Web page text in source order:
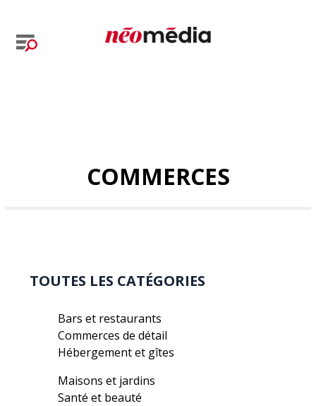
COMMERCES
TOUTES LES CATÉGORIES
Bars et restaurants
Commerces de détail
Hébergement et gîtes
Maisons et jardins
Santé et beauté